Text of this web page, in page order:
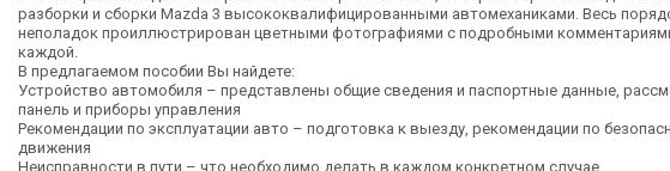
разборки и сборки Mazda 3 высококвалифицированными автомеханиками. Весь
неполадок проиллюстрирован цветными фотографиями с подробными
каждой.
В предлагаемом пособии Вы найдете:
Устройство автомобиля – представлены общие сведения и паспортные данные,
панель и приборы управления
Рекомендации по эксплуатации авто – подготовка к выезду, рекомендации по
движения
Неисправности в пути – что необходимо делать в каждом конкретном случае